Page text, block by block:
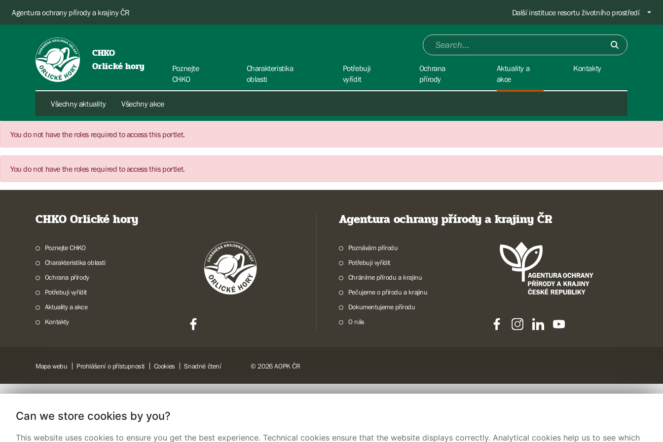
Agentura ochrany přírody a krajiny ČR Další instituce resortu životního prostředí
CHKO
Orlické hory
Poznejte
CHKO
Charakteristika
oblasti
Potřebuji
vyřídit
Ochrana
přírody
Aktuality a
akce
Všechny aktuality Všechny akce
Kontakty
You do not have the roles required to access this portlet.
You do not have the roles required to access this portlet.
CHKO Orlické hory
Poznejte CHKO
Charakteristika oblasti
Ochrana přírody
Potřebuji vyřídit
Aktuality a akce
Kontakty
Agentura ochrany přírody a krajiny ČR
Poznávám přírodu
Potřebuji vyřídit
Chráníme přírodu a krajinu
Pečujeme o přírodu a krajinu
Dokumentujeme přírodu
O nás
Mapa webu Prohlášení o přístupnosti Cookies Snadné čtení © 2026 AOPK ČR
Can we store cookies by you?
This website uses cookies to ensure you get the best experience. Technical cookies ensure that the website displays correctly. Analytical cookies help us to see which